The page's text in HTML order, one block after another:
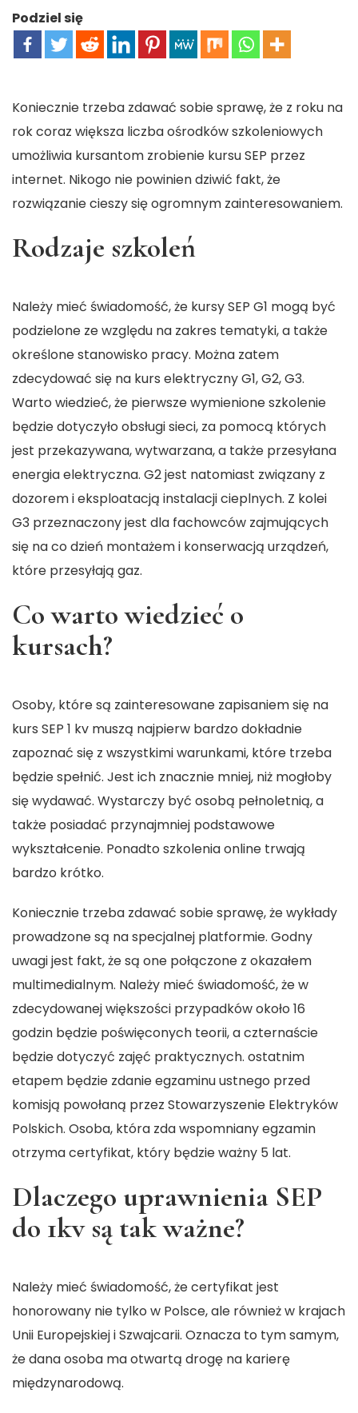
Podziel się
Koniecznie trzeba zdawać sobie sprawę, że z roku na
rok coraz większa liczba ośrodków szkoleniowych
umożliwia kursantom zrobienie kursu SEP przez
internet. Nikogo nie powinien dziwić fakt, że
rozwiązanie cieszy się ogromnym zainteresowaniem.
Rodzaje szkoleń
Należy mieć świadomość, że kursy SEP G1 mogą być
podzielone ze względu na zakres tematyki, a także
określone stanowisko pracy. Można zatem
zdecydować się na kurs elektryczny G1, G2, G3.
Warto wiedzieć, że pierwsze wymienione szkolenie
będzie dotyczyło obsługi sieci, za pomocą których
jest przekazywana, wytwarzana, a także przesyłana
energia elektryczna. G2 jest natomiast związany z
dozorem i eksploatacją instalacji cieplnych. Z kolei
G3 przeznaczony jest dla fachowców zajmujących
się na co dzień montażem i konserwacją urządzeń,
które przesyłają gaz.
Co warto wiedzieć o
kursach?
Osoby, które są zainteresowane zapisaniem się na
kurs SEP 1 kv muszą najpierw bardzo dokładnie
zapoznać się z wszystkimi warunkami, które trzeba
będzie spełnić. Jest ich znacznie mniej, niż mogłoby
się wydawać. Wystarczy być osobą pełnoletnią, a
także posiadać przynajmniej podstawowe
wykształcenie. Ponadto szkolenia online trwają
bardzo krótko.
Koniecznie trzeba zdawać sobie sprawę, że wykłady
prowadzone są na specjalnej platformie. Godny
uwagi jest fakt, że są one połączone z okazałem
multimedialnym. Należy mieć świadomość, że w
zdecydowanej większości przypadków około 16
godzin będzie poświęconych teorii, a czternaście
będzie dotyczyć zajęć praktycznych. ostatnim
etapem będzie zdanie egzaminu ustnego przed
komisją powołaną przez Stowarzyszenie Elektryków
Polskich. Osoba, która zda wspomniany egzamin
otrzyma certyfikat, który będzie ważny 5 lat.
Dlaczego uprawnienia SEP
do 1kv są tak ważne?
Należy mieć świadomość, że certyfikat jest
honorowany nie tylko w Polsce, ale również w krajach
Unii Europejskiej i Szwajcarii. Oznacza to tym samym,
że dana osoba ma otwartą drogę na karierę
międzynarodową.